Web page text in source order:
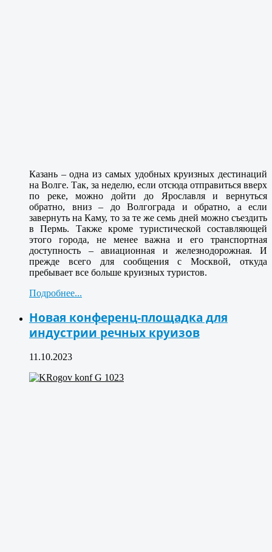
Казань – одна из самых удобных круизных дестинаций
на Волге. Так, за неделю, если отсюда отправиться вверх
по реке, можно дойти до Ярославля и вернуться
обратно, вниз – до Волгограда и обратно, а если
завернуть на Каму, то за те же семь дней можно съездить
в Пермь. Также кроме туристической составляющей
этого города, не менее важна и его транспортная
доступность – авиационная и железнодорожная. И
прежде всего для сообщения с Москвой, откуда
пребывает все больше круизных туристов.
Подробнее...
Новая конференц-площадка для
индустрии речных круизов
11.10.2023